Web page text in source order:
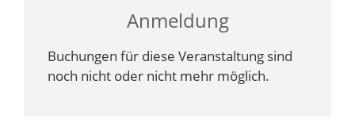
Anmeldung
Buchungen für diese Veranstaltung sind
noch nicht oder nicht mehr möglich.